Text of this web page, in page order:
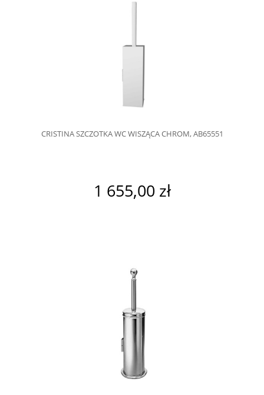
CRISTINA SZCZOTKA WC WISZĄCA CHROM, AB65551
1 655,00 zł